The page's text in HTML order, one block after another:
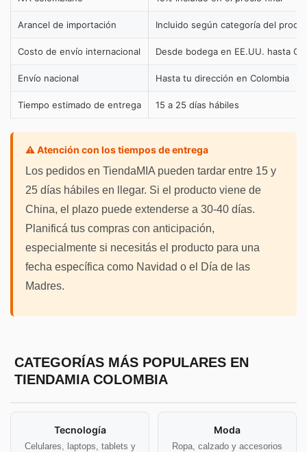
Arancel de importación Incluido según categoría del
Costo de envío internacional Desde bodega en EE.UU. hasta
Envío nacional Hasta tu dirección en Colombia
Tiempo estimado de entrega 15 a 25 días hábiles
⚠️ Atención con los tiempos de entrega
Los pedidos en TiendaMIA pueden tardar entre 15 y
25 días hábiles en llegar. Si el producto viene de
China, el plazo puede extenderse a 30-40 días.
Planificá tus compras con anticipación,
especialmente si necesitás el producto para una
fecha específica como Navidad o el Día de las
Madres.
CATEGORÍAS MÁS POPULARES EN
TIENDAMIA COLOMBIA
Tecnología
Celulares, laptops, tablets y
Moda
Ropa, calzado y accesorios